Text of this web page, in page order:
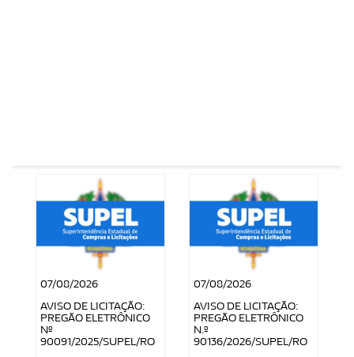
07/08/2026
AVISO DE LICITAÇÃO:
PREGÃO ELETRÔNICO
Nº
90091/2025/SUPEL/RO
07/08/2026
AVISO DE LICITAÇÃO:
PREGÃO ELETRÔNICO
N.º
90136/2026/SUPEL/RO